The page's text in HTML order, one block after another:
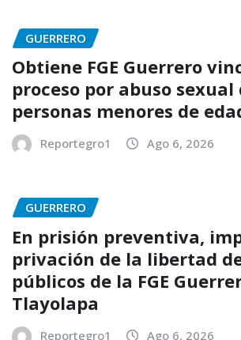
GUERRERO
Obtiene FGE Guerrero
proceso por abuso sexual
personas menores de
Reportegro1 Ago 6, 2026
GUERRERO
En prisión preventiva,
privación de la libertad
públicos de la FGE
Tlayolapa
Reportegro1 Ago 6, 2026